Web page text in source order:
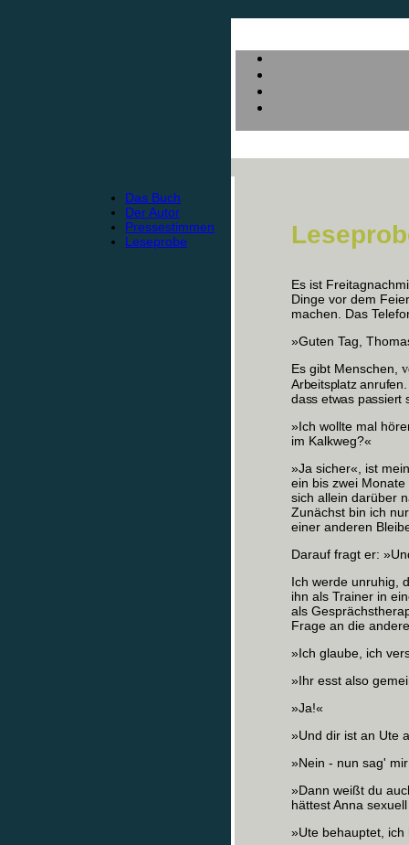
Das Buch
Der Autor
Pressestimmen
Leseprobe
Es ist
Dinge vor dem
machen. Das
»Guten Tag,
Es gibt Menschen,
Arbeitsplatz
dass etwas passiert
»Ich wollte mal
im Kalkweg?«
»Ja sicher«, ist
ein bis zwei
sich allein darüber
Zunächst bin ich
einer anderen
Darauf fragt er:
Ich werde unruhig,
ihn als Trainer in
als
Frage an die
»Ich glaube, ich
»Ihr esst also
»Ja!«
»Und dir ist an Ute
»Nein ‑ nun sag'
»Dann weißt du
hättest Anna
»Ute behauptet, ich